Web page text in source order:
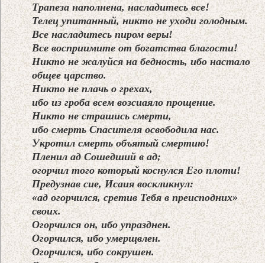
Трапеза наполнена, насладитесь все!
Телец упитанный, никто не уходи голодным.
Все насладитесь пиром веры!
Все восприимите от богатства благости!
Никто не жалуйся на бедность, ибо настало
общее царство.
Никто не плачь о грехах,
ибо из гроба всем возсиаяло прощение.
Никто не страшись смерти,
ибо смерть Спасителя освободила нас.
Укротил смерть объятый смертию!
Пленил ад Сошедший в ад;
огорчил того который коснулся Его плоти!
Предузнав сие, Исаия воскликнул:
«ад огорчился, сретив Тебя в преисподних»
своих.
Огорчился он, ибо упразднен.
Огорчился, ибо умерщвлен.
Огорчился, ибо сокрушен.